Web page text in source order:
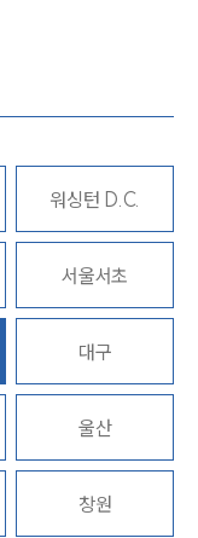
워싱턴 D.C.
서울서초
대구
울산
창원